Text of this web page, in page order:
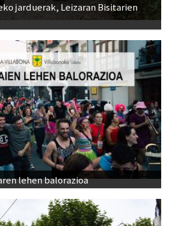
jarduerak, Leizaran Bisitarien
lehen balorazioa